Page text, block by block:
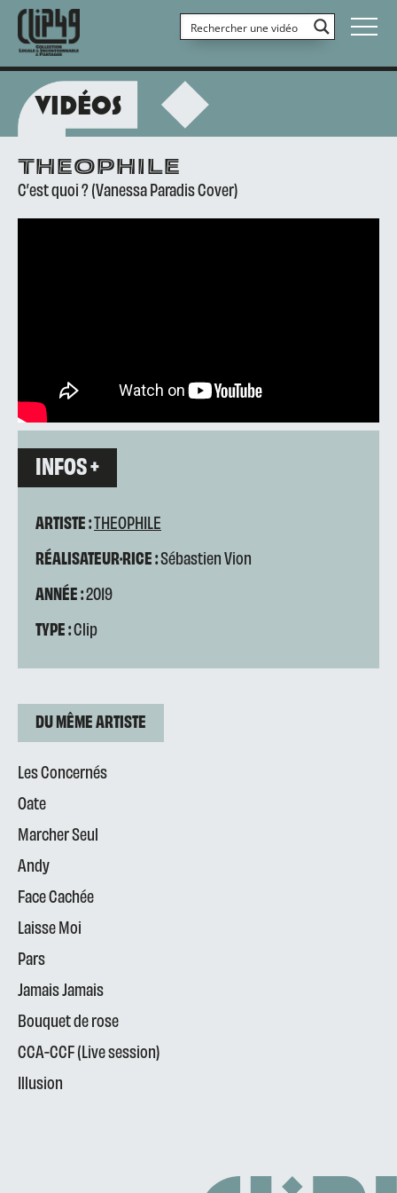
VIDÉOS
THEOPHILE
C’est quoi ? (Vanessa Paradis Cover)
INFOS +
ARTISTE :THEOPHILE
RÉALISATEUR·RICE :Sébastien Vion
ANNÉE :2019
TYPE :Clip
DU MÊME ARTISTE
Les Concernés
Oate
Marcher Seul
Andy
Face Cachée
Laisse Moi
Pars
Jamais Jamais
Bouquet de rose
CCA-CCF (Live session)
Illusion